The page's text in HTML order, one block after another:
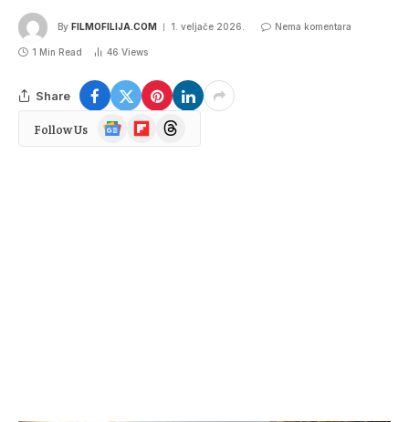
By FILMOFILIJA.COM 1. veljače 2026. Nema komentara
1 Min Read 46 Views
Share
Follow Us
Google
News
FlipboardThreads